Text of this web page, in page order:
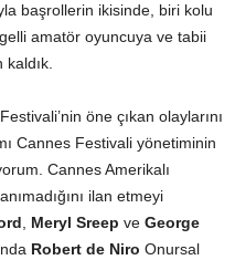
başrollerin ikisinde, biri kolu
amatör oyuncuya ve tabii
kaldık.
öne çıkan olaylarını
Cannes Festivali yönetiminin
Cannes Amerikalı
ilan etmeyi
, Meryl Sreep ve George
Robert de Niro Onursal